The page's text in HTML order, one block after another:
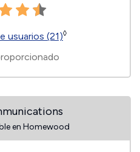
usuarios (21)◊
en Homewood